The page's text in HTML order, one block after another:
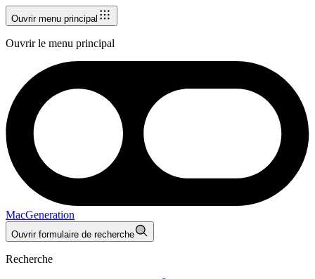
Ouvrir menu principal
Ouvrir le menu principal
MacGeneration
Ouvrir formulaire de recherche
Recherche